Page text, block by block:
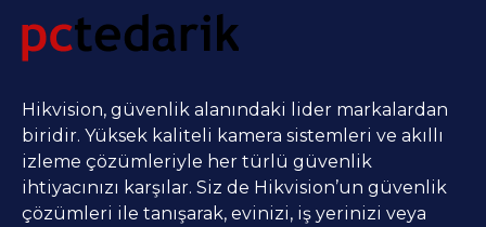
Hikvision, güvenlik alanındaki lider markalardan
biridir. Yüksek kaliteli kamera sistemleri ve akıllı
izleme çözümleriyle her türlü güvenlik
ihtiyacınızı karşılar. Siz de Hikvision’un güvenlik
çözümleri ile tanışarak, evinizi, iş yerinizi veya